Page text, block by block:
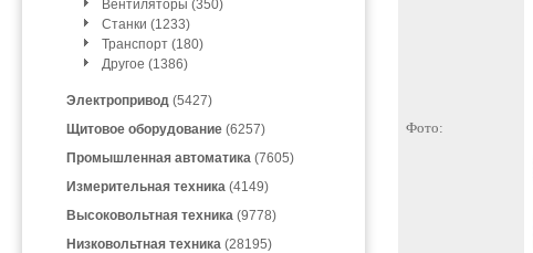
Вентиляторы (350)
Станки (1233)
Транспорт (180)
Другое (1386)
Электропривод (5427)
Щитовое оборудование (6257)
Промышленная автоматика (7605)
Измерительная техника (4149)
Высоковольтная техника (9778)
Низковольтная техника (28195)
Фото: